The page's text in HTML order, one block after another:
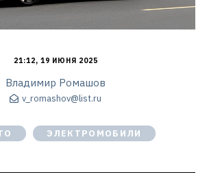
21:12, 19 ИЮНЯ 2025
Владимир Ромашов
v_romashov@list.ru
ЭЛЕКТРОМОБИЛИ